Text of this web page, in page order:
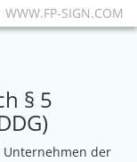
WWW.FP-SIGN.COM
§ 5
Unternehmen der